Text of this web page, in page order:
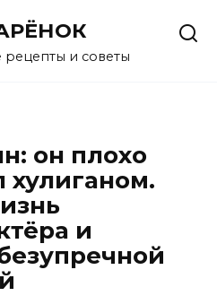
и советы
он плохо
хулиганом.
и